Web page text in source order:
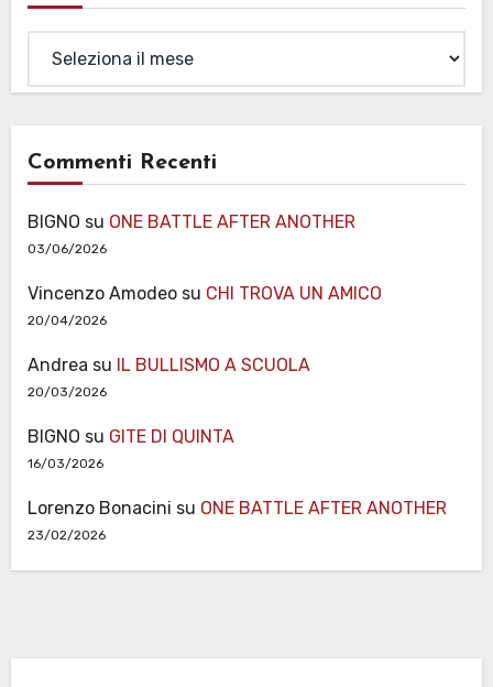
Commenti Recenti
BIGNO su ONE BATTLE AFTER ANOTHER
03/06/2026
Vincenzo Amodeosu CHI TROVA UN AMICO
20/04/2026
Andrea su IL BULLISMO A SCUOLA
20/03/2026
BIGNO su GITE DI QUINTA
16/03/2026
Lorenzo Bonacini su ONE BATTLE AFTER ANOTHER
23/02/2026